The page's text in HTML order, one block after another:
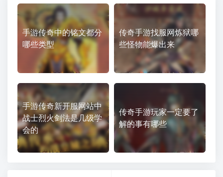
手游传奇中的铭文都分
哪些类型
传奇手游找服网炼狱哪
些怪物能爆出来
手游传奇新开服网站中
战士烈火剑法是几级学
会的
传奇手游玩家一定要了
解的事有哪些